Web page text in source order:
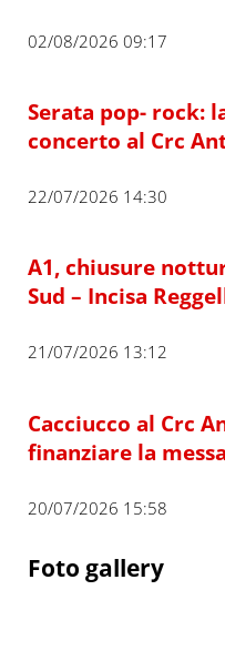
02/08/2026 09:17
Serata pop- rock:
concerto al Crc
22/07/2026 14:30
A1, chiusure
Sud – Incisa
21/07/2026 13:12
Cacciucco al Crc
finanziare la
20/07/2026 15:58
Foto gallery